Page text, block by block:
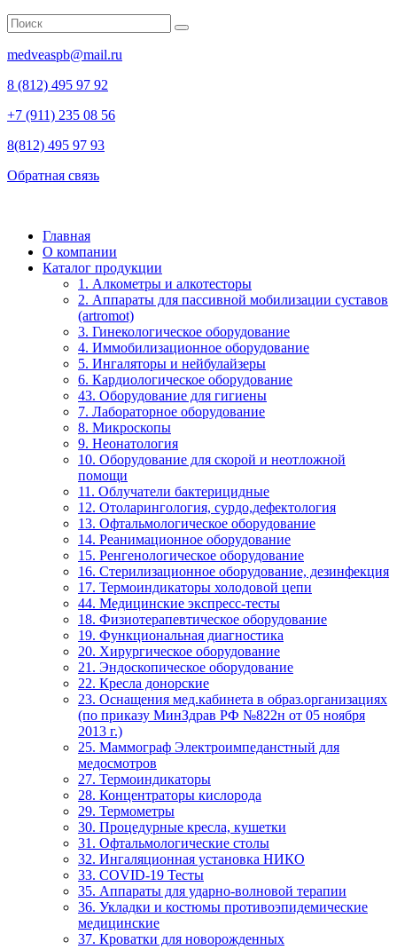
medveaspb@mail.ru
8 (812) 495 97 92
+7 (911) 235 08 56
8(812) 495 97 93
Обратная связь
Главная
О компании
Каталог продукции
1. Алкометры и алкотесторы
2. Аппараты для пассивной мобилизации суставов
(artromot)
3. Гинекологическое оборудование
4. Иммобилизационное оборудование
5. Ингаляторы и нейбулайзеры
6. Кардиологическое оборудование
43. Оборудование для гигиены
7. Лабораторное оборудование
8. Микроскопы
9. Неонатология
10. Оборудование для скорой и неотложной
помощи
11. Облучатели бактерицидные
12. Отоларингология, сурдо,дефектология
13. Офтальмологическое оборудование
14. Реанимационное оборудование
15. Ренгенологическое оборудование
16. Стерилизационное оборудование, дезинфекция
17. Термоиндикаторы холодовой цепи
44. Медицинские экспресс-тесты
18. Физиотерапевтическое оборудование
19. Функциональная диагностика
20. Хирургическое оборудование
21. Эндоскопическое оборудование
22. Кресла донорские
23. Оснащения мед.кабинета в образ.организациях
(по приказу МинЗдрав РФ №822н от 05 ноября
2013 г.)
25. Маммограф Электроимпеданстный для
медосмотров
27. Термоиндикаторы
28. Концентраторы кислорода
29. Термометры
30. Процедурные кресла, кушетки
31. Офтальмологические столы
32. Ингаляционная установка НИКО
33. COVID-19 Тесты
35. Аппараты для ударно-волновой терапии
36. Укладки и костюмы противоэпидемические
медицинские
37. Кроватки для новорожденных